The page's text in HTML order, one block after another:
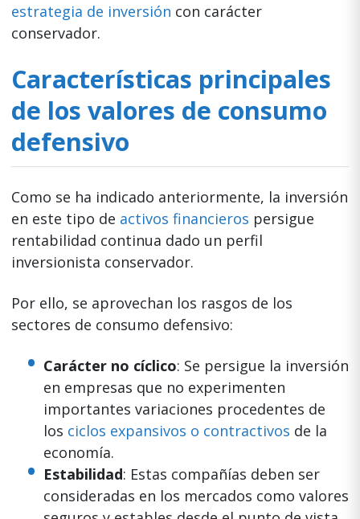
estrategia de inversión con carácter
conservador.
Características principales
de los valores de consumo
defensivo
Como se ha indicado anteriormente, la inversión
en este tipo de activos financieros persigue
rentabilidad continua dado un perfil
inversionista conservador.
Por ello, se aprovechan los rasgos de los
sectores de consumo defensivo:
Carácter no cíclico: Se persigue la inversión
en empresas que no experimenten
importantes variaciones procedentes de
los ciclos expansivos o contractivos de la
economía.
Estabilidad: Estas compañías deben ser
consideradas en los mercados como valores